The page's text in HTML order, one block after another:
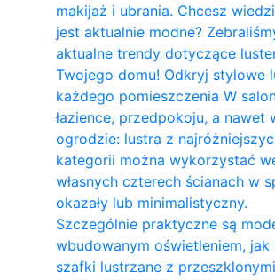
makijaż i ubrania. Chcesz
jest aktualnie modne?
aktualne trendy dotyczące
Twojego domu! Odkryj stylowe
każdego pomieszczenia W
łazience, przedpokoju, a nawet
ogrodzie: lustra z
kategorii można wykorzystać
własnych czterech ścianach w
okazały lub minimalistyczny.
Szczególnie praktyczne są
wbudowanym oświetleniem, jak
szafki lustrzane z przeszklonymi